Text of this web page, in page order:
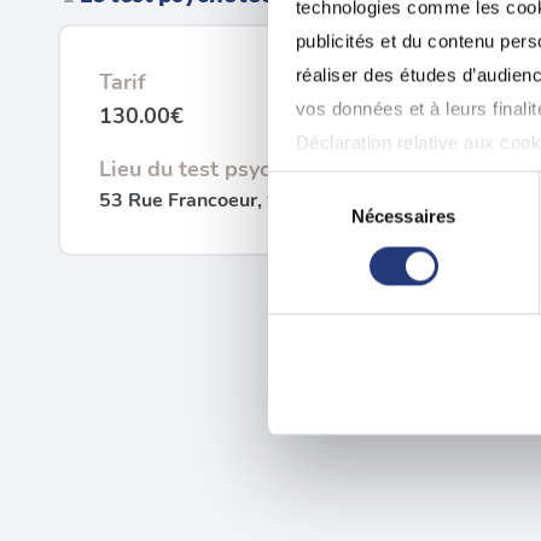
technologies comme les
publicités et du contenu
réaliser des études
vos données et à leurs
Déclaration relative aux
Si vous le permettez, nous
Collecter des
Identifier votre
digitales).
consentement
Nécessaires
Tarif
130.00€
Lieu du test psychotechnique
53 Rue Francoeur, 91170 Viry-Châtillon